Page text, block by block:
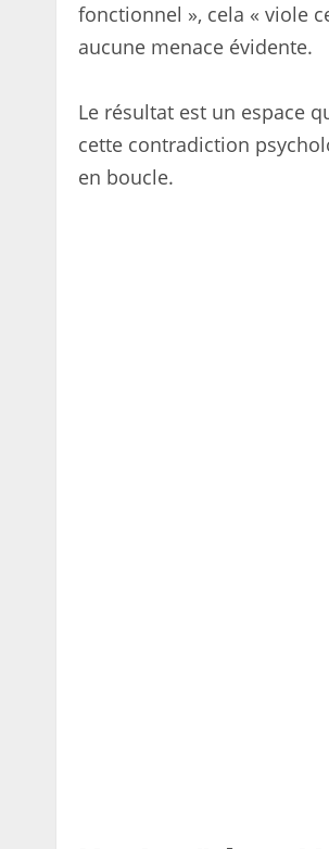
fonctionnel », cela « viole
aucune menace évidente.
Le résultat est un espace
cette contradiction
en boucle.